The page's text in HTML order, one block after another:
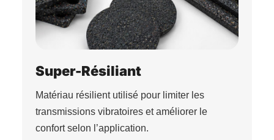
Super-Résiliant
Matériau résilient utilisé pour limiter les
transmissions vibratoires et améliorer le
confort selon l’application.